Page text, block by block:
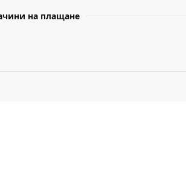
на плащане